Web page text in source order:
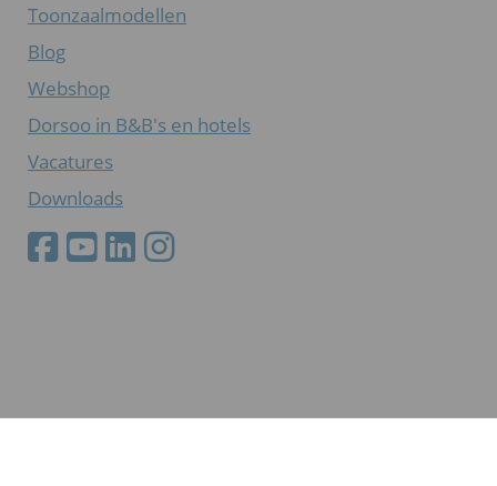
Toonzaalmodellen
Blog
Webshop
Dorsoo in B&B's en hotels
Vacatures
Downloads